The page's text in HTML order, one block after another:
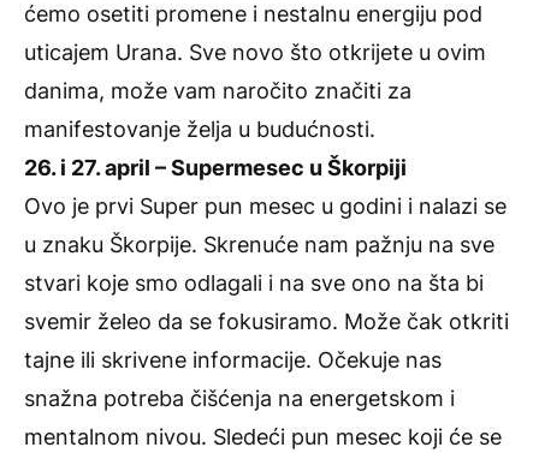
ćemo osetiti promene i nestalnu energiju pod
uticajem Urana. Sve novo što otkrijete u ovim
danima, može vam naročito značiti za
manifestovanje želja u budućnosti.
26. i 27. april – Supermesec u Škorpiji
Ovo je prvi Super pun mesec u godini i nalazi se
u znaku Škorpije. Skrenuće nam pažnju na sve
stvari koje smo odlagali i na sve ono na šta bi
svemir želeo da se fokusiramo. Može čak otkriti
tajne ili skrivene informacije. Očekuje nas
snažna potreba čišćenja na energetskom i
mentalnom nivou. Sledeći pun mesec koji će se